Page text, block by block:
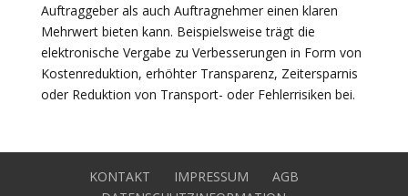
Auftraggeber als auch Auftragnehmer einen klaren
Mehrwert bieten kann. Beispielsweise trägt die
elektronische Vergabe zu Verbesserungen in Form von
Kostenreduktion, erhöhter Transparenz, Zeitersparnis
oder Reduktion von Transport- oder Fehlerrisiken bei.
KONTAKT IMPRESSUM
AGB